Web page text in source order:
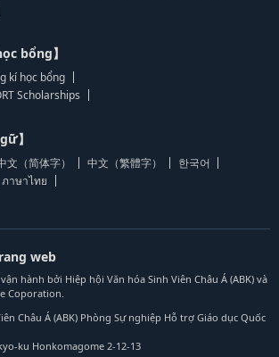
bổng】
kí học bổng
Scholarships
】
文（简体字） 中文（繁體字）
한국어
ภาษาไทย
web
hành bởi Hiệp hội Văn hóa Sinh Viên Châu Á (ABK) và
Coporation.
Châu Á (ABK) Phòng Sự nghiệp Hỗ trợ Giáo dục Quốc
ku Honkomagome 2-12-13